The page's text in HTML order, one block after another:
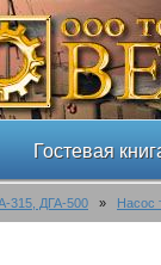
Гостевая
315, ДГА-500 » Насос